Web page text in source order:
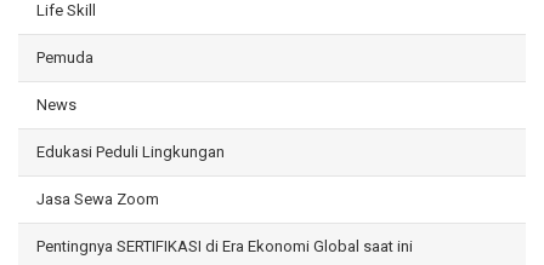
Life Skill
Pemuda
News
Edukasi Peduli Lingkungan
Jasa Sewa Zoom
Pentingnya SERTIFIKASI di Era Ekonomi Global saat ini